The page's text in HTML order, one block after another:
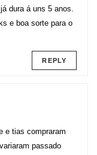
dura á uns 5 anos.
e boa sorte para o
REPLY
e tias compraram
passado